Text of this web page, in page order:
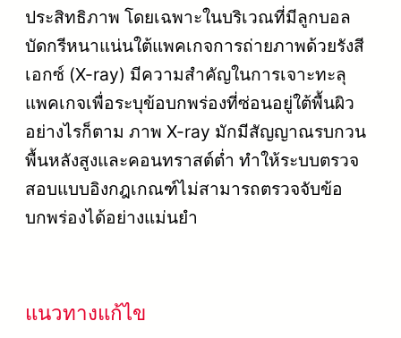
ประสิทธิภาพ โดยเฉพาะในบริเวณที่มีลูกบอล
บัดกรีหนาแน่นใต้แพคเกจการถ่ายภาพด้วยรังสี
เอกซ์ (X-ray) มีความสำคัญในการเจาะทะลุ
แพคเกจเพื่อระบุข้อบกพร่องที่ซ่อนอยู่ใต้พื้นผิว
อย่างไรก็ตาม ภาพ X-ray มักมีสัญญาณรบกวน
พื้นหลังสูงและคอนทราสต์ต่ำ ทำให้ระบบตรวจ
สอบแบบอิงกฎเกณฑ์ไม่สามารถตรวจจับข้อ
บกพร่องได้อย่างแม่นยำ
แนวทางแก้ไข